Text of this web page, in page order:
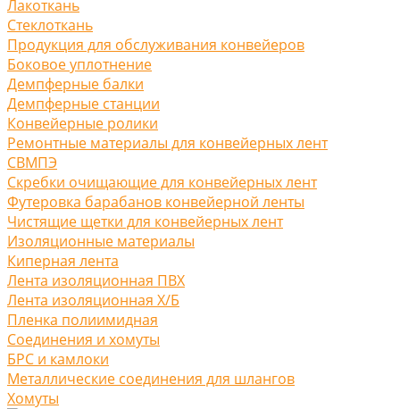
Лакоткань
Стеклоткань
Продукция для обслуживания конвейеров
Боковое уплотнение
Демпферные балки
Демпферные станции
Конвейерные ролики
Ремонтные материалы для конвейерных лент
СВМПЭ
Скребки очищающие для конвейерных лент
Футеровка барабанов конвейерной ленты
Чистящие щетки для конвейерных лент
Изоляционные материалы
Киперная лента
Лента изоляционная ПВХ
Лента изоляционная Х/Б
Пленка полиимидная
Соединения и хомуты
БРС и камлоки
Металлические соединения для шлангов
Хомуты